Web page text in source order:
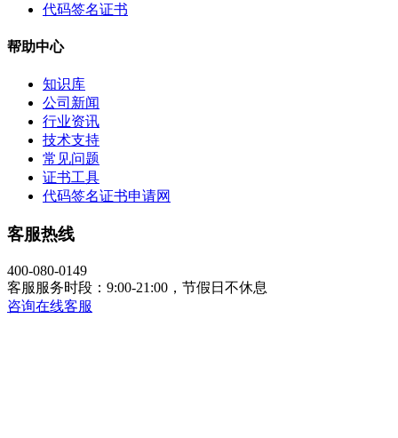
代码签名证书
帮助中心
知识库
公司新闻
行业资讯
技术支持
常见问题
证书工具
代码签名证书申请网
客服热线
400-080-0149
客服服务时段：9:00-21:00，节假日不休息
咨询在线客服